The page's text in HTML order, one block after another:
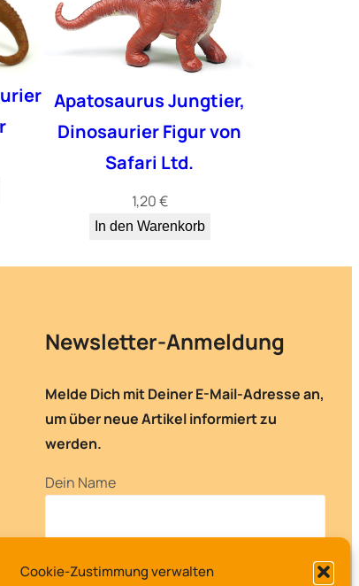
Cookie-Zustimmung verwalten
Apatosaurus Jungtier,
Dinosaurier Figur von
Safari Ltd.
1,20€
In den Warenkorb
Newsletter-Anmeldung
Melde Dich mit Deiner E-Mail-Adresse an,
um über neue Artikel informiert zu
werden.
Dein Name
Deine E-Mail-Adresse